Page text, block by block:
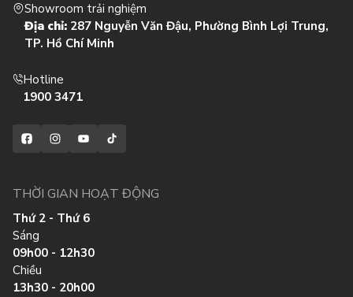
Showroom trải nghiệm
Địa chỉ: 287 Nguyễn Văn Đậu, Phường Bình Lợi Trung,
TP. Hồ Chí Minh
Hotline
1900 3471
FacebookInstagramYouTubeTikTok
THỜI GIAN HOẠT ĐỘNG
Thứ 2 - Thứ 6
Sáng
09h00 - 12h30
Chiều
13h30 - 20h00